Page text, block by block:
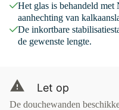
Het glas is behandeld met
aanhechting van
De inkortbare
de gewenste lengte.
Let op
De douchewanden